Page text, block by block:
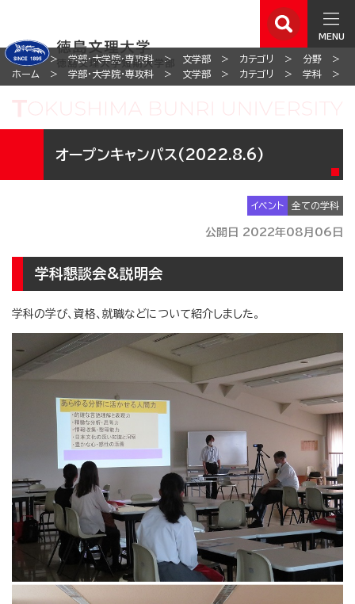
MENU
ホーム 学部・大学院・専攻科 文学部 カテゴリ 分野
ホーム
学部・大学院・専攻科 文学部 カテゴリ 学科
オープンキャンパス(2022.8.6)
イベント 全ての学科
公開日 2022年08月06日
学科懇談会&説明会
学科の学び、資格、就職などについて紹介しました。